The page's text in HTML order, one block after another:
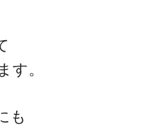
す。
も